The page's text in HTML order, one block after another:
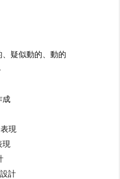
疑似動的、動的
成
現
計